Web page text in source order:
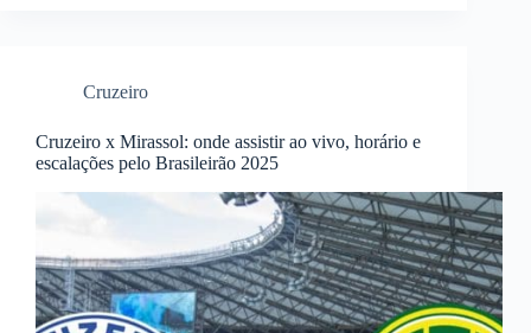
Cruzeiro
Cruzeiro x Mirassol: onde assistir ao vivo, horário e
escalações pelo Brasileirão 2025